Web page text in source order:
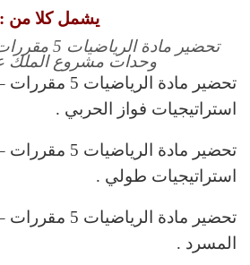
يشمل كلا من :
تحضير مادة
وحدات مشروع الملك
تحضير مادة
استراتيجيات فواز الحربي .
تحضير مادة
استراتيجيات طولي .
تحضير مادة
المسرد .